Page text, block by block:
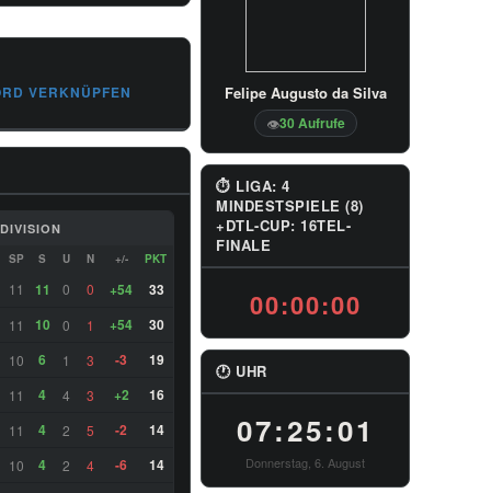
VERKNÜPFEN
SP S U N +/- PKT
11 11 0 0 +54
33
11 10 0 1 +54
30
10 6 1 3 -3
19
11 4 4 3 +2
16
11 4 2 5 -2
14
10 4 2 4 -6
14
Felipe Augusto da Silva
👁30 Aufrufe
⏱ LIGA: 4
MINDESTSPIELE (8)
+DTL-CUP: 16TEL-
FINALE
00:00:00
🕐 UHR
07:25:02
Donnerstag, 6. August